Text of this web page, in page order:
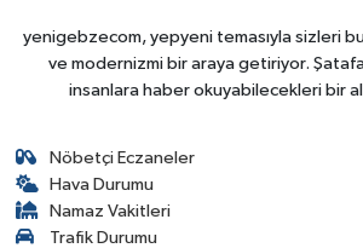
yenigebzecom, yepyeni temasıyla sizleri
ve modernizmi bir araya getiriyor.
insanlara haber okuyabilecekleri bir
Nöbetçi Eczaneler
Hava Durumu
Namaz Vakitleri
Trafik Durumu